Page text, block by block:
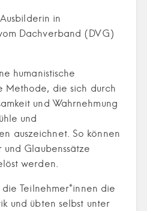
in
Dachverband (DVG)
humanistische
Methode, die sich durch
und Wahrnehmung
und
auszeichnet. So können
Glaubenssätze
werden.
Teilnehmer*innen die
und übten selbst unter